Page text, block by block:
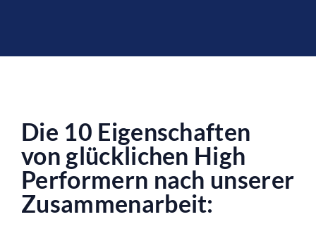
Die 10 Eigenschaften
von glücklichen High
Performern nach unserer
Zusammenarbeit: